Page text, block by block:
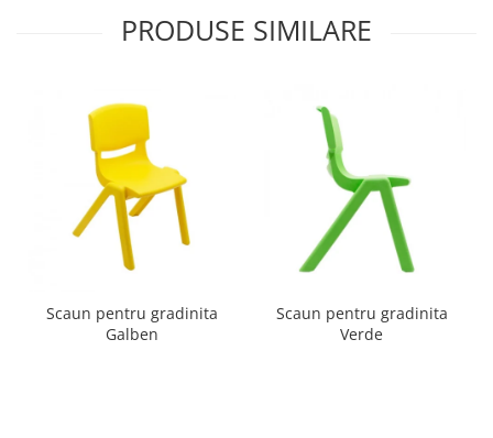
Imprimante 3D
Videoconferinta si Colaborare
Boxe si Soundbar
Tehnologie Educationala
Ochelari VR
Kit Robotic Educational
Software Educational
Mobilier Invatamant
Mese gradinita
PRODUSE SIMILARE
Scaun pentru gradinita
Galben
Scaun pentru gradinita
Verde